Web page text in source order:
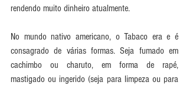
rendendo muito dinheiro atualmente.
No mundo nativo americano, o Tabaco era e é
consagrado de várias formas. Seja fumado em
cachimbo ou charuto, em forma de rapé,
mastigado ou ingerido (seja para limpeza ou para